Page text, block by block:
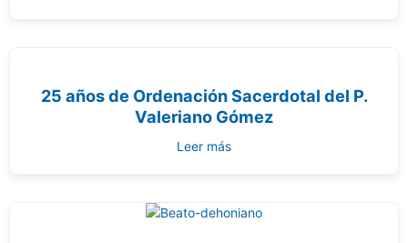
25 años de Ordenación Sacerdotal del P.
Valeriano Gómez
Leer más